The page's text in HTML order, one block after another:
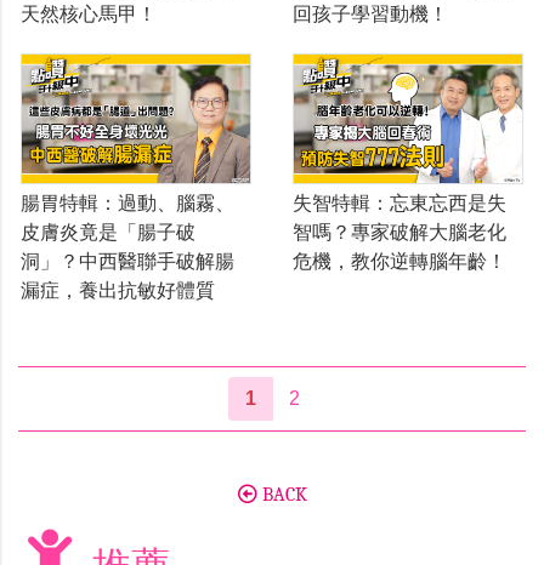
天然核心馬甲！
回孩子學習動機！
腸胃特輯：過動、腦霧、
皮膚炎竟是「腸子破
洞」？中西醫聯手破解腸
漏症，養出抗敏好體質
失智特輯：忘東忘西是失
智嗎？專家破解大腦老化
危機，教你逆轉腦年齡！
1 2
BACK